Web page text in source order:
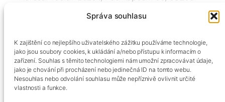
Správa souhlasu
K zajištění co nejlepšího uživatelského zážitku používáme technologie,
jako jsou soubory cookies, k ukládání a/nebo přístupu k informacím o
zařízení. Souhlas s těmito technologiemi nám umožní zpracovávat údaje,
jako je chování při procházení nebo jedinečná ID na tomto webu.
Nesouhlas nebo odvolání souhlasu může nepříznivě ovlivnit určité
vlastnosti a funkce.
+420606334248, info@agrobox.cz